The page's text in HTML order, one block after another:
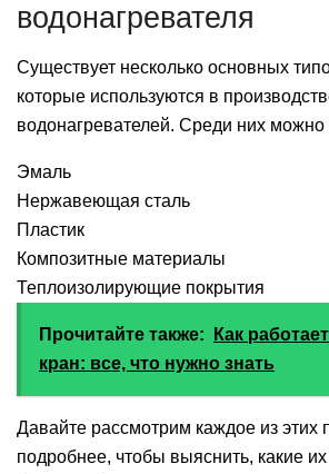
водонагревателя
Существует несколько основных
которые используются в
водонагревателей. Среди них можно
Эмаль
Нержавеющая сталь
Пластик
Композитные материалы
Теплоизолирующие покрытия
Прочитайте также:
Как
кран: все, что нужно знать
Давайте рассмотрим каждое из этих
подробнее, чтобы выяснить, какие их